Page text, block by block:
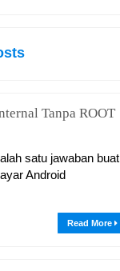
Tanpa ROOT
satu jawaban buat
Android
Read More